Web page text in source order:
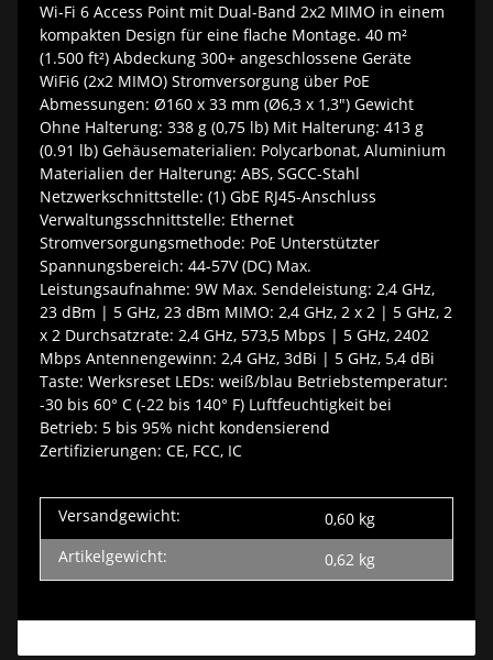
Wi-Fi 6 Access Point mit Dual-Band 2x2 MIMO in einem
kompakten Design für eine flache Montage. 40 m²
(1.500 ft²) Abdeckung 300+ angeschlossene Geräte
WiFi6 (2x2 MIMO) Stromversorgung über PoE
Abmessungen: Ø160 x 33 mm (Ø6,3 x 1,3") Gewicht
Ohne Halterung: 338 g (0,75 lb) Mit Halterung: 413 g
(0.91 lb) Gehäusematerialien: Polycarbonat, Aluminium
Materialien der Halterung: ABS, SGCC-Stahl
Netzwerkschnittstelle: (1) GbE RJ45-Anschluss
Verwaltungsschnittstelle: Ethernet
Stromversorgungsmethode: PoE Unterstützter
Spannungsbereich: 44-57V (DC) Max.
Leistungsaufnahme: 9W Max. Sendeleistung: 2,4 GHz,
23 dBm | 5 GHz, 23 dBm MIMO: 2,4 GHz, 2 x 2 | 5 GHz, 2
x 2 Durchsatzrate: 2,4 GHz, 573,5 Mbps | 5 GHz, 2402
Mbps Antennengewinn: 2,4 GHz, 3dBi | 5 GHz, 5,4 dBi
Taste: Werksreset LEDs: weiß/blau Betriebstemperatur:
-30 bis 60° C (-22 bis 140° F) Luftfeuchtigkeit bei
Betrieb: 5 bis 95% nicht kondensierend
Zertifizierungen: CE, FCC, IC
Versandgewicht:
0,60 kg
Artikelgewicht:
0,62 kg